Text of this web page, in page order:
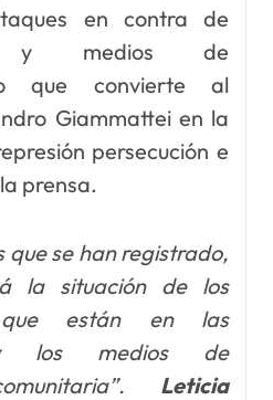
en contra de
y medios de
que convierte al
Giammattei en la
persecución e
prensa.
que se han registrado,
la situación de los
están en las
y los medios de
Leticia